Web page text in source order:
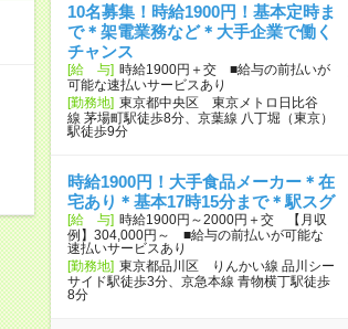
10名募集！時給1900円！基本定時ま
で＊架電業務など＊大手企業で働く
チャンス
[給 与] 時給1900円＋交 ■給与の前払いが
可能な速払いサービスあり
[勤務地] 東京都中央区 東京メトロ日比谷
線 茅場町駅徒歩8分、京葉線 八丁堀（東京）
駅徒歩9分
時給1900円！大手食品メーカー＊在
宅あり＊基本17時15分まで＊駅スグ
[給 与] 時給1900円～2000円＋交 【月収
例】304,000円～ ■給与の前払いが可能な
速払いサービスあり
[勤務地] 東京都品川区 りんかい線 品川シー
サイド駅徒歩3分、京急本線 青物横丁駅徒歩
8分